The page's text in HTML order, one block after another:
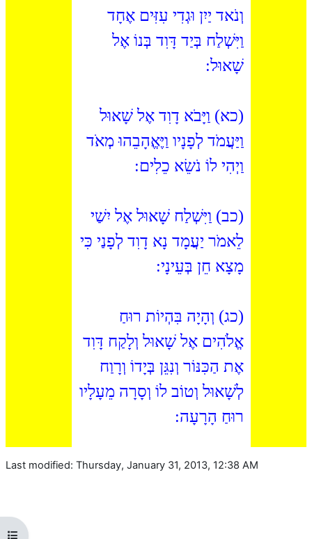
Open course index
וְנֹאד יַיִן וּגְדִי עִזִּים אֶחָד
וַיִּשְׁלַח בְּיַד דָּוִד בְּנוֹ אֶל
שָׁאוּל:
(כא) וַיָּבֹא דָוִד אֶל שָׁאוּל
וַיַּעֲמֹד לְפָנָיו וַיֶּאֱהָבֵהוּ מְאֹד
וַיְהִי לוֹ נֹשֵׂא כֵלִים:
(כב) וַיִּשְׁלַח שָׁאוּל אֶל יִשַׁי
לֵאמֹר יַעֲמָד נָא דָוִד לְפָנַי כִּי
מָצָא חֵן בְּעֵינָי:
(כג) וְהָיָה בִּהְיוֹת רוּחַ
אֱלֹהִים אֶל שָׁאוּל וְלָקַח דָּוִד
אֶת הַכִּנּוֹר וְנִגֵּן בְּיָדוֹ וְרָוַח
לְשָׁאוּל וְטוֹב לוֹ וְסָרָה מֵעָלָיו
רוּחַ הָרָעָה:
Last modified: Thursday, January 31, 2013, 12:38 AM